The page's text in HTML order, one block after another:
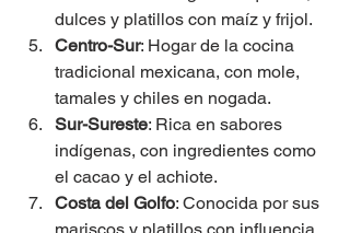
dulces y platillos con maíz y frijol.
Centro-Sur: Hogar de la cocina
tradicional mexicana, con mole,
tamales y chiles en nogada.
Sur-Sureste: Rica en sabores
indígenas, con ingredientes como
el cacao y el achiote.
Costa del Golfo: Conocida por sus